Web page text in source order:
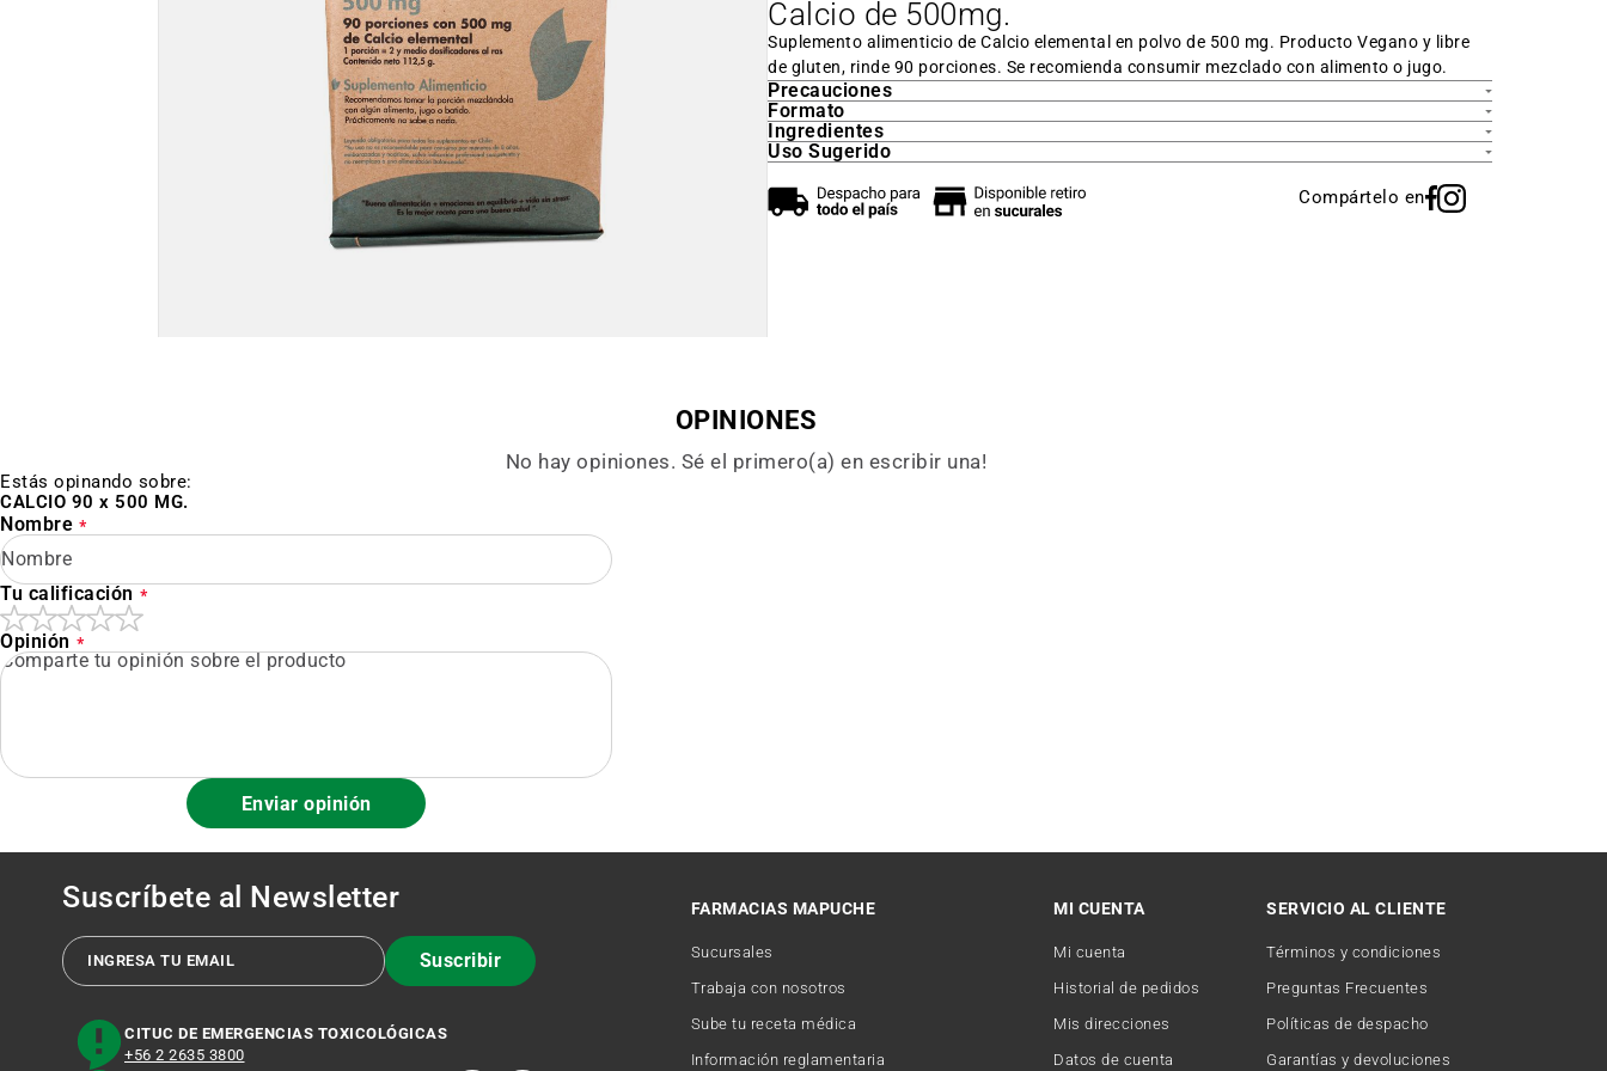
Calcio de 500mg.
Suplemento alimenticio de Calcio elemental en polvo de 500 mg. Producto Vegano y libre
de gluten, rinde 90 porciones. Se recomienda consumir mezclado con alimento o jugo.
Precauciones
Formato
Ingredientes
Uso Sugerido
Compártelo en
OPINIONES
No hay opiniones. Sé el primero(a) en escribir una!
Estás opinando sobre:
CALCIO 90 x 500 MG.
Nombre
Tu calificación
Opinión
Enviar opinión
Suscríbete al Newsletter
Suscribir
CITUC DE EMERGENCIAS TOXICOLÓGICAS
+56 2 2635 3800
FARMACIAS MAPUCHE
Sucursales
Trabaja con nosotros
Sube tu receta médica
Información reglamentaria
MI CUENTA
Mi cuenta
Historial de pedidos
Mis direcciones
Datos de cuenta
SERVICIO AL CLIENTE
Términos y condiciones
Preguntas Frecuentes
Políticas de despacho
Garantías y devoluciones